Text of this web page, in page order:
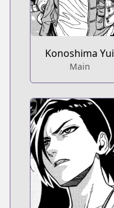
Konoshima Yui
Main